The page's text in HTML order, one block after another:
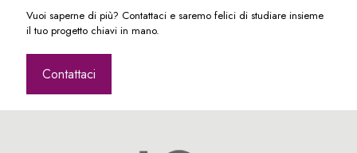
Vuoi saperne di più? Contattaci e saremo felici di studiare insieme
il tuo progetto chiavi in mano.
Contattaci